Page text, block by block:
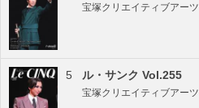
宝塚クリエイティブアーツ
5 ル・サンク Vol.255
宝塚クリエイティブアーツ